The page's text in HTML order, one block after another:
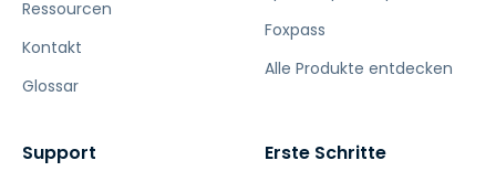
Ressourcen
Kontakt
Glossar
Foxpass
Alle Produkte entdecken
Support Erste Schritte